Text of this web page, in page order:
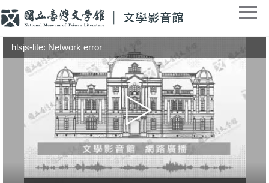
hlsjs-lite: Network error